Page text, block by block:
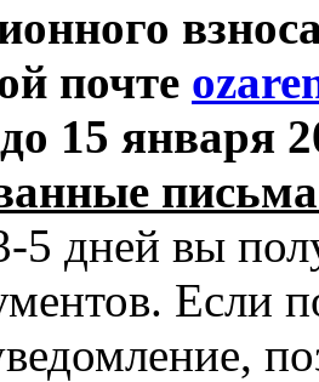
почте
до 15 января
5 дней вы
Если